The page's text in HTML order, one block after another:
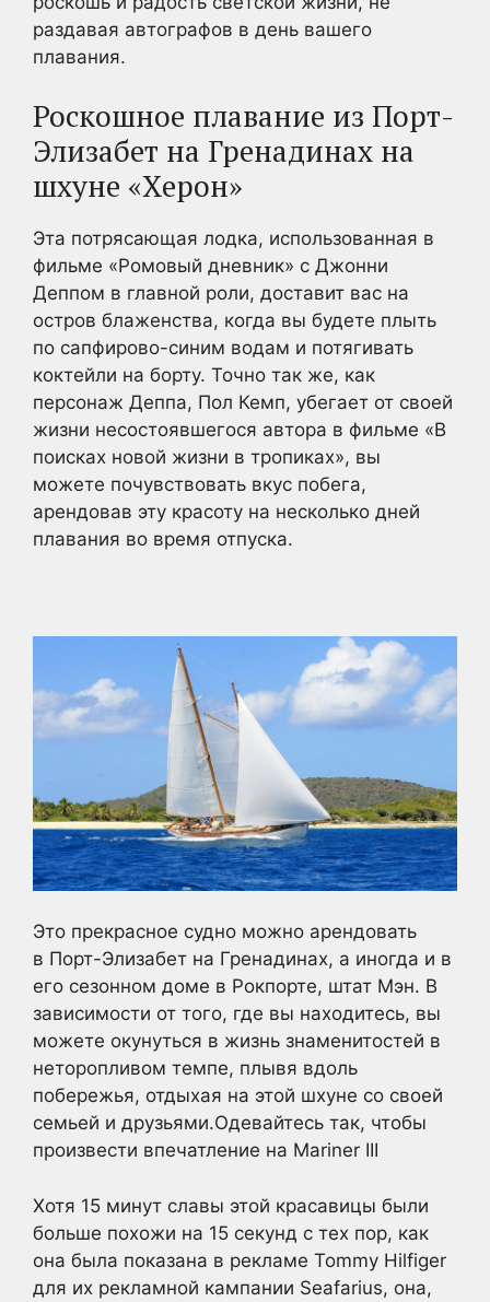
раздавая автографов в день вашего
плавания.
Роскошное плавание из Порт-
Элизабет на Гренадинах на
шхуне «Херон»
Эта потрясающая лодка, использованная в
фильме «Ромовый дневник» с Джонни
Деппом в главной роли, доставит вас на
остров блаженства, когда вы будете плыть
по сапфирово-синим водам и потягивать
коктейли на борту. Точно так же, как
персонаж Деппа, Пол Кемп, убегает от своей
жизни несостоявшегося автора в фильме «В
поисках новой жизни в тропиках», вы
можете почувствовать вкус побега,
арендовав эту красоту на несколько дней
плавания во время отпуска.
Это прекрасное судно можно арендовать
в Порт-Элизабет на Гренадинах, а иногда и в
его сезонном доме в Рокпорте, штат Мэн. В
зависимости от того, где вы находитесь, вы
можете окунуться в жизнь знаменитостей в
неторопливом темпе, плывя вдоль
побережья, отдыхая на этой шхуне со своей
семьей и друзьями.Одевайтесь так, чтобы
произвести впечатление на Mariner III
Хотя 15 минут славы этой красавицы были
больше похожи на 15 секунд с тех пор, как
она была показана в рекламе Tommy Hilfiger
для их рекламной кампании Seafarius, она,